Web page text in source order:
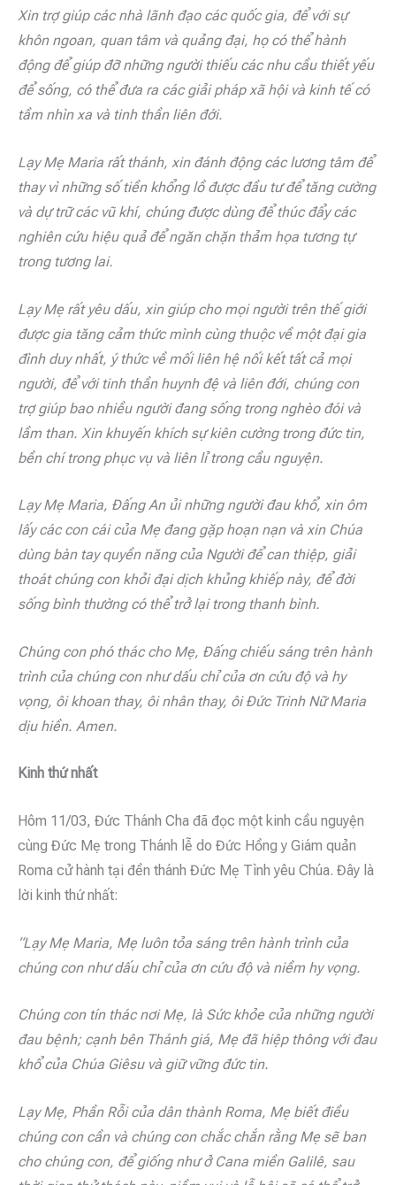
Xin trợ giúp các nhà lãnh đạo các quốc gia, để với sự
khôn ngoan, quan tâm và quảng đại, họ có thể hành
động để giúp đỡ những người thiếu các nhu cầu thiết yếu
để sống, có thể đưa ra các giải pháp xã hội và kinh tế có
tầm nhìn xa và tinh thần liên đới.
Lạy Mẹ Maria rất thánh, xin đánh động các lương tâm để
thay vì những số tiền khổng lồ được đầu tư để tăng cường
và dự trữ các vũ khí, chúng được dùng để thúc đẩy các
nghiên cứu hiệu quả để ngăn chặn thảm họa tương tự
trong tương lai.
Lạy Mẹ rất yêu dấu, xin giúp cho mọi người trên thế giới
được gia tăng cảm thức mình cùng thuộc về một đại gia
đình duy nhất, ý thức về mối liên hệ nối kết tất cả mọi
người, để với tinh thần huynh đệ và liên đới, chúng con
trợ giúp bao nhiều người đang sống trong nghèo đói và
lầm than. Xin khuyến khích sự kiên cường trong đức tin,
bền chí trong phục vụ và liên lỉ trong cầu nguyện.
Lạy Mẹ Maria, Đấng An ủi những người đau khổ, xin ôm
lấy các con cái của Mẹ đang gặp hoạn nạn và xin Chúa
dùng bàn tay quyền năng của Người để can thiệp, giải
thoát chúng con khỏi đại dịch khủng khiếp này, để đời
sống bình thường có thể trở lại trong thanh bình.
Chúng con phó thác cho Mẹ, Đấng chiếu sáng trên hành
trình của chúng con như dấu chỉ của ơn cứu độ và hy
vọng, ôi khoan thay, ôi nhân thay, ôi Đức Trinh Nữ Maria
dịu hiền. Amen.
Kinh thứ nhất
Hôm 11/03, Đức Thánh Cha đã đọc một kinh cầu nguyện
cùng Đức Mẹ trong Thánh lễ do Đức Hồng y Giám quản
Roma cử hành tại đền thánh Đức Mẹ Tình yêu Chúa. Đây là
lời kinh thứ nhất:
“Lạy Mẹ Maria, Mẹ luôn tỏa sáng trên hành trình của
chúng con như dấu chỉ của ơn cứu độ và niềm hy vọng.
Chúng con tín thác nơi Mẹ, là Sức khỏe của những người
đau bệnh; cạnh bên Thánh giá, Mẹ đã hiệp thông với đau
khổ của Chúa Giêsu và giữ vững đức tin.
Lạy Mẹ, Phần Rỗi của dân thành Roma, Mẹ biết điều
chúng con cần và chúng con chắc chắn rằng Mẹ sẽ ban
cho chúng con, để giống như ở Cana miền Galilê, sau